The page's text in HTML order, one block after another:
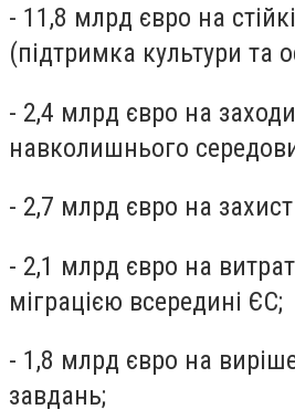
- 11,8 млрд євро на
(підтримка культури та
- 2,4 млрд євро на
навколишнього
- 2,7 млрд євро на
- 2,1 млрд євро на
міграцією всередині ЄС;
- 1,8 млрд євро на
завдань;